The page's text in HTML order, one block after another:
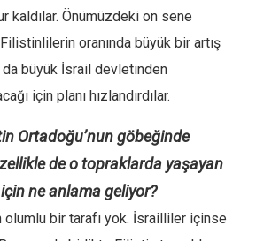
kaldılar. Önümüzdeki on sene
oranında büyük bir artış
da büyük İsrail devletinden
için planı hızlandırdılar.
Ortadoğu’nun göbeğinde
de o topraklarda yaşayan
ne anlama geliyor?
bir tarafı yok. İsrailliler içinse